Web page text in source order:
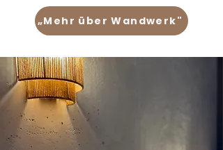
„Mehr über Wandwerk"